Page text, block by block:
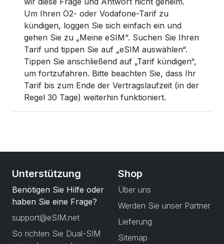
Um Ihren O2- oder Vodafone-Tarif zu
kündigen, loggen Sie sich einfach ein und
gehen Sie zu „Meine eSIM“. Suchen Sie Ihren
Tarif und tippen Sie auf „eSIM auswählen“.
Tippen Sie anschließend auf „Tarif kündigen“,
um fortzufahren. Bitte beachten Sie, dass Ihr
Tarif bis zum Ende der Vertragslaufzeit (in der
Regel 30 Tage) weiterhin funktioniert.
Unterstützung
Benötigen Sie Hilfe oder
haben Sie eine Frage?
support@eSIM.net
So richten Sie Dual-SIM
Shop
Über uns
Werden Sie unser Partner
Lieferung
Sitemap